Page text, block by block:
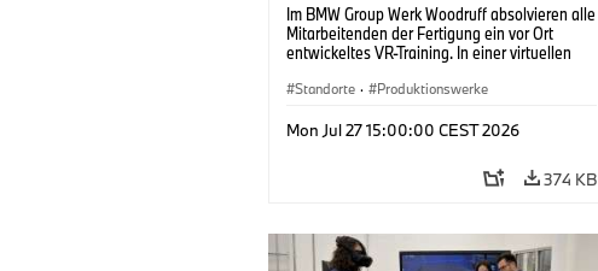
Im BMW Group Werk Woodruff absolvieren alle
Mitarbeitenden der Fertigung ein vor Ort
entwickeltes VR-Training. In einer virtuellen
Produktion realitätsnah üben. (07/2026)
Standorte · Produktionswerke
Mon Jul 27 15:00:00 CEST 2026
374 KB